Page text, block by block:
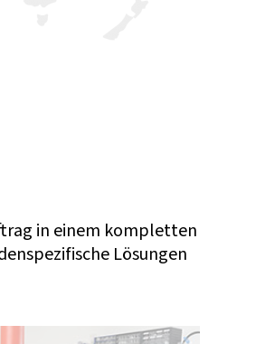
in einem kompletten
Lösungen